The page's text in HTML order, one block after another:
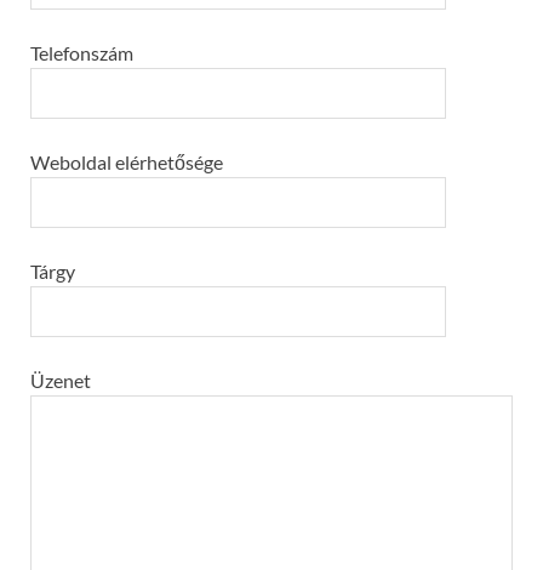
Telefonszám
Weboldal elérhetősége
Tárgy
Üzenet